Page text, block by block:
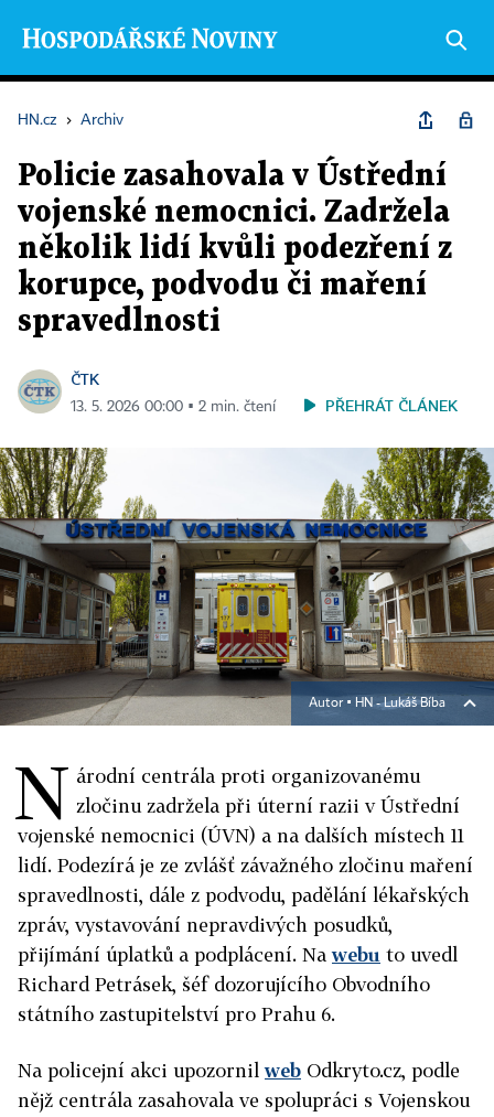
HN.cz › Archiv
Policie zasahovala v Ústřední
vojenské nemocnici. Zadržela
několik lidí kvůli podezření z
korupce, podvodu či maření
spravedlnosti
ČTK
13. 5. 2026 00:00 ▪ 2 min. čtení PŘEHRÁT ČLÁNEK
Autor ▪ HN - Lukáš Bíba
N árodní centrála proti organizovanému
zločinu zadržela při úterní razii v Ústřední
vojenské nemocnici (ÚVN) a na dalších místech 11
lidí. Podezírá je ze zvlášť závažného zločinu maření
spravedlnosti, dále z podvodu, padělání lékařských
zpráv, vystavování nepravdivých posudků,
přijímání úplatků a podplácení. Nawebu to uvedl
Richard Petrásek, šéf dozorujícího Obvodního
státního zastupitelství pro Prahu 6.
Na policejní akci upozornilweb Odkryto.cz, podle
nějž centrála zasahovala ve spolupráci s Vojenskou